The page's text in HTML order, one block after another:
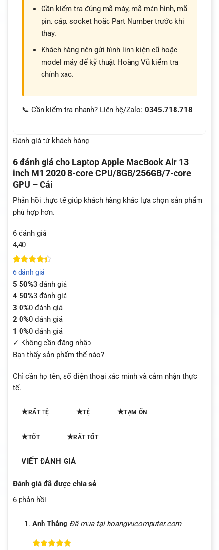
Cần kiểm tra đúng mã máy, mã màn hình, mã
pin, cáp, socket hoặc Part Number trước khi
thay.
Khách hàng nên gửi hình linh kiện cũ hoặc
model máy để kỹ thuật Hoàng Vũ kiểm tra
chính xác.
📞 Cần kiểm tra nhanh? Liên hệ/Zalo: 0345.718.718
Đánh giá từ khách hàng
6 đánh giá cho Laptop Apple MacBook Air 13
inch M1 2020 8-core CPU/8GB/256GB/7-core
GPU – Cái
Phản hồi thực tế giúp khách hàng khác lựa chọn sản phẩm
phù hợp hơn.
6 đánh giá
4,40
4.4trên 5
dựa trên
5
đánh giá
6 đánh giá
5 50%3 đánh giá
4 50%3 đánh giá
3 0%0 đánh giá
2 0%0 đánh giá
1 0%0 đánh giá
✓ Không cần đăng nhập
Bạn thấy sản phẩm thế nào?
Chỉ cần họ tên, số điện thoại xác minh và cảm nhận thực
tế.
★RẤT TỆ ★TỆ ★TẠM ỔN
★TỐT ★RẤT TỐT
VIẾT ĐÁNH GIÁ
Đánh giá đã được chia sẻ
6 phản hồi
Anh Thắng Đã mua tại hoangvucomputer.com